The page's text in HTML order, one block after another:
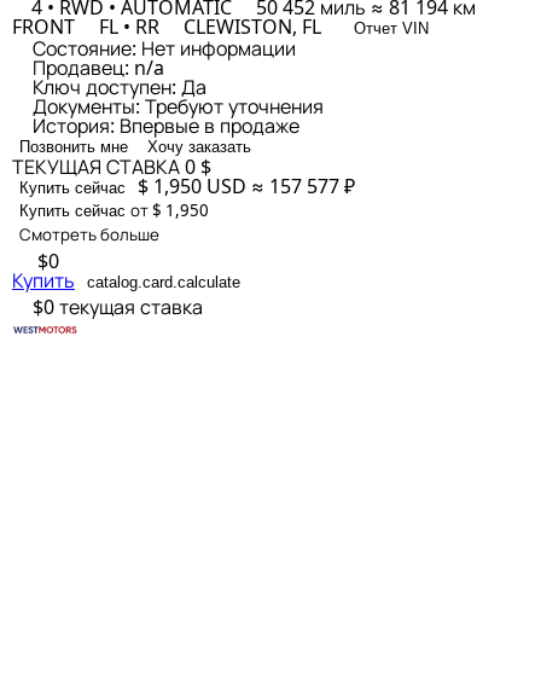
4 • RWD • AUTOMATIC 50 452 миль ≈ 81 194 км
FRONT FL • RR CLEWISTON, FL Отчет VIN
Состояние: Нет информации
Продавец: n/a
Ключ доступен: Да
Документы: Требуют уточнения
История: Впервые в продаже
Позвонить мне Хочу заказать
ТЕКУЩАЯ СТАВКА0 $
Купить сейчас $ 1,950 USD ≈ 157 577 ₽
Купить сейчас от $ 1,950
Смотреть больше
$0
Купить catalog.card.calculate
$0текущая ставка